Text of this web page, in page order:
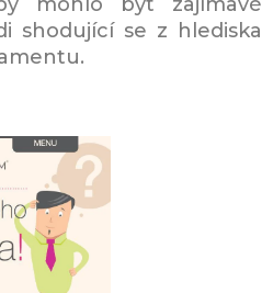
shodující se z hlediska